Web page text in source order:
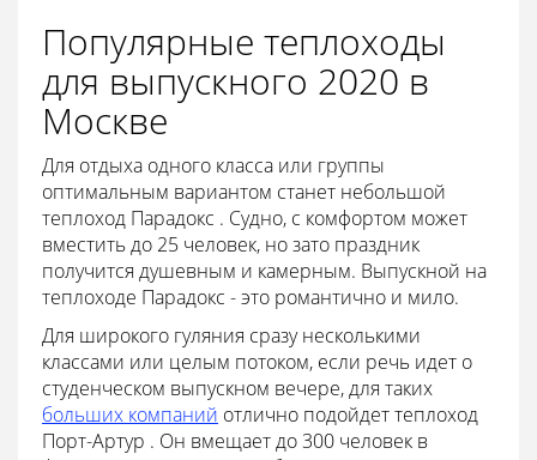
Популярные теплоходы
для выпускного 2020 в
Москве
Для отдыха одного класса или группы
оптимальным вариантом станет небольшой
теплоход Парадокс . Судно, с комфортом может
вместить до 25 человек, но зато праздник
получится душевным и камерным. Выпускной на
теплоходе Парадокс - это романтично и мило.
Для широкого гуляния сразу несколькими
классами или целым потоком, если речь идет о
студенческом выпускном вечере, для таких
больших компаний отлично подойдет теплоход
Порт-Артур . Он вмещает до 300 человек в